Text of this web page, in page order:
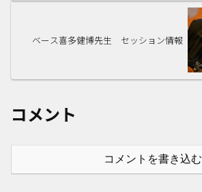
ベース喜多健博先生 セッション情報
コメント
コメントを書き込む